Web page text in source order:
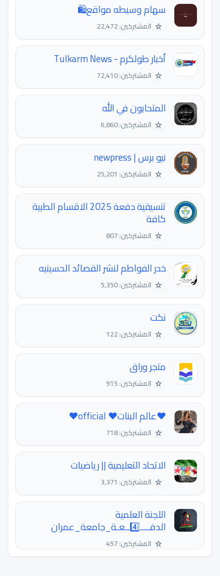
سهام وسيطه مواقع🛍️
☆ المشتركين: 22,472
أخبار طولكرم - Tulkarm News
☆ المشتركين: 72,410
المتحابون في الله
☆ المشتركين: 6,860
نيو برس | newpress
☆ المشتركين: 25,201
تنسيقية دفعة 2025 الاقسام الطبية
كافة
☆ المشتركين: 807
خدر الفواطم لنشر القصائد الحسينيه
☆ المشتركين: 5,350
نكت
☆ المشتركين: 122
متجر وراق
☆ المشتركين: 915
❤عالم البنات❤ official❤
☆ المشتركين: 718
الاتحاد التعليمية || رياضيات
☆ المشتركين: 3,371
اللجنة العلمية
الدفــــ4️⃣ــعـة_جامعة_عمران
☆ المشتركين: 457